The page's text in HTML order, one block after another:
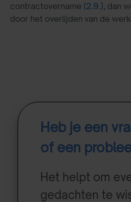
contractovername (2.9.), dan
door het overlijden van de
Heb je een
of een
Het helpt om
gedachten te